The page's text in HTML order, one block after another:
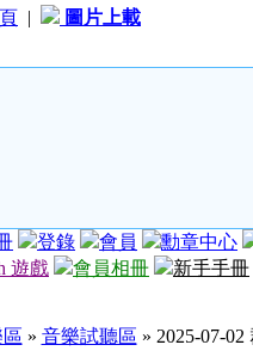
| 圖片上載
登錄 會員
勳章中心
遊戲
會員相冊 新手手冊
» 音樂試聽區 » 2025-07-